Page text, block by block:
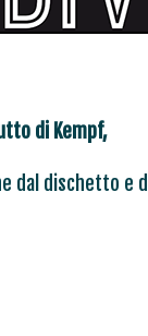
di Kempf,
dal dischetto e